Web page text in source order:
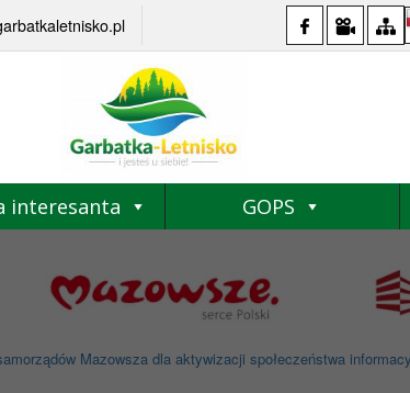
interesanta GOPS
Mazowsza dla aktywizacji społeczeństwa